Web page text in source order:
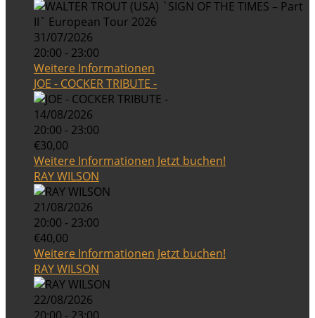
31/07/2026
20:00 - 23:00
Weitere Informationen
JOE - COCKER TRIBUTE -
14/08/2026
20:00 - 23:00
€30,00
Weitere Informationen Jetzt buchen!
RAY WILSON
21/08/2026
20:00 - 23:00
€40,00
Weitere Informationen Jetzt buchen!
RAY WILSON
22/08/2026